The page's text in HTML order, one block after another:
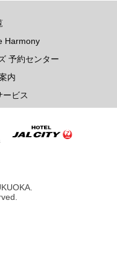
Harmony
予約センター
内
ービス
2F 中国料理